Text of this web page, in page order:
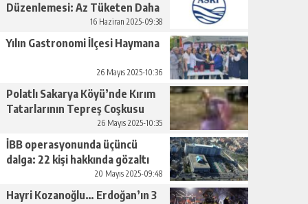
Düzenlemesi: Az Tüketen Daha
16 Haziran 2025-09:38
Yılın Gastronomi İlçesi Haymana
26 Mayıs 2025-10:36
Polatlı Sakarya Köyü’nde Kırım
Tatarlarının Tepreş Coşkusu
26 Mayıs 2025-10:35
İBB operasyonunda üçüncü
dalga: 22 kişi hakkında gözaltı
20 Mayıs 2025-09:48
Hayri Kozanoğlu… Erdoğan’ın 3